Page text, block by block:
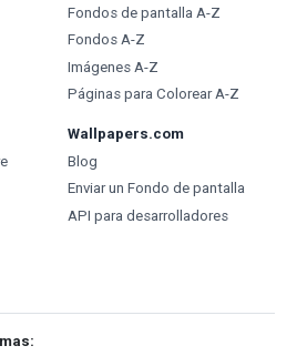
Fondos de pantalla A-Z
Fondos A-Z
Imágenes A-Z
Páginas para Colorear A-Z
Wallpapers.com
Blog
Enviar un Fondo de pantalla
API para desarrolladores